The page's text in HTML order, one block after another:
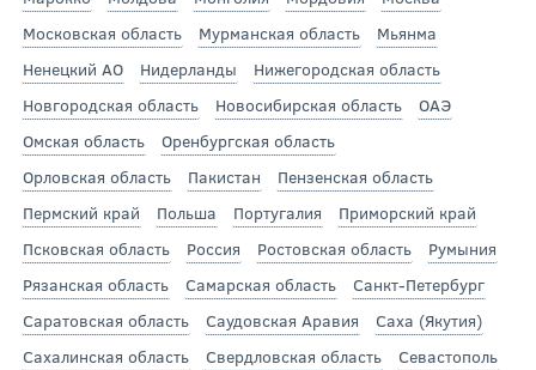
Московская область
Мурманская область
Мьянма
Ненецкий АО
Нидерланды
Нижегородская область
Новгородская область
Новосибирская область
ОАЭ
Омская область
Оренбургская область
Орловская область
Пакистан
Пензенская область
Пермский край
Польша Португалия
Приморский край
Псковская область
Россия Ростовская область
Румыния
Рязанская область
Самарская область
Санкт-Петербург
Саратовская область
Саудовская Аравия
Саха (Якутия)
Сахалинская область
Свердловская область
Севастополь